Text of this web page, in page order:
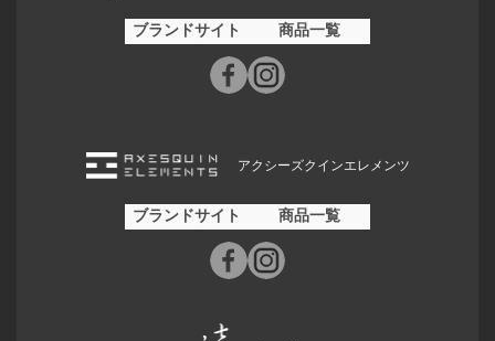
ブランドサイト 商品一覧
アクシーズクインエレメンツ
ブランドサイト 商品一覧